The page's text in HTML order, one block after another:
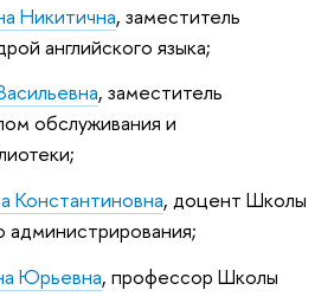
Никитична, заместитель
английского языка;
, заместитель
обслуживания и
Константиновна, доцент Школы
администрирования;
Юрьевна, профессор Школы